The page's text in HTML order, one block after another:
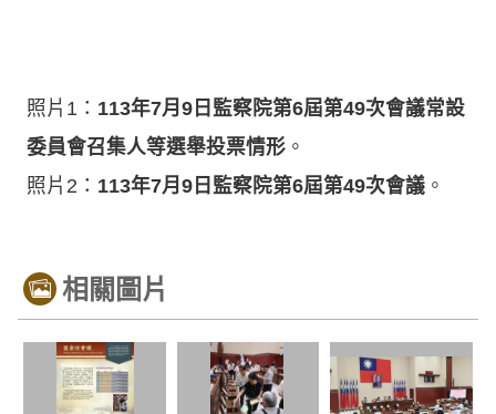
照片1： 113年7月9日監察院第6屆第49次會議常設
委員會召集人等選舉投票情形 。
照片2： 113年7月9日監察院第6屆第49次會議 。
相關圖片